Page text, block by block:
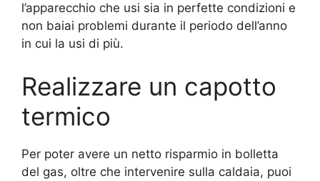
l’apparecchio che usi sia in perfette condizioni e
non baiai problemi durante il periodo dell’anno
in cui la usi di più.
Realizzare un capotto
termico
Per poter avere un netto risparmio in bolletta
del gas, oltre che intervenire sulla caldaia, puoi